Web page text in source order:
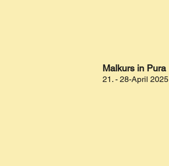
Malkurs in Pura
21. - 28-April 2025